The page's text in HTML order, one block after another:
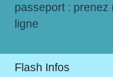
passeport : prenez
ligne
Flash Infos